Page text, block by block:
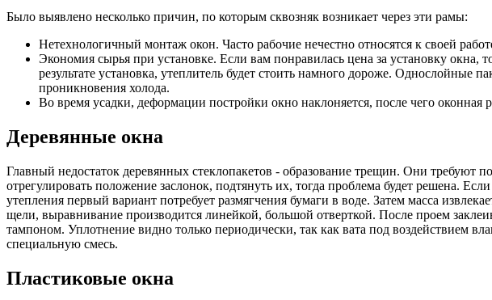
Было выявлено несколько причин, по которым сквозняк возникает через эти рамы:
Нетехнологичный монтаж окон. Часто рабочие нечестно относятся к своей
Экономия сырья при установке. Если вам понравилась цена за установку
результате установка, утеплитель будет стоить намного дороже.
проникновения холода.
Во время усадки, деформации постройки окно наклоняется, после чего оконная
Деревянные окна
Главный недостаток деревянных стеклопакетов - образование трещин. Они требуют
отрегулировать положение заслонок, подтянуть их, тогда проблема будет решена.
утепления первый вариант потребует размягчения бумаги в воде. Затем масса
щели, выравнивание производится линейкой, большой отверткой. После проем
тампоном. Уплотнение видно только периодически, так как вата под воздействием
специальную смесь.
Пластиковые окна